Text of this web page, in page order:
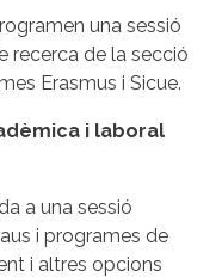
una sessió
recerca de la secció
Erasmus i Sicue.
i laboral
a una sessió
i programes de
i altres opcions